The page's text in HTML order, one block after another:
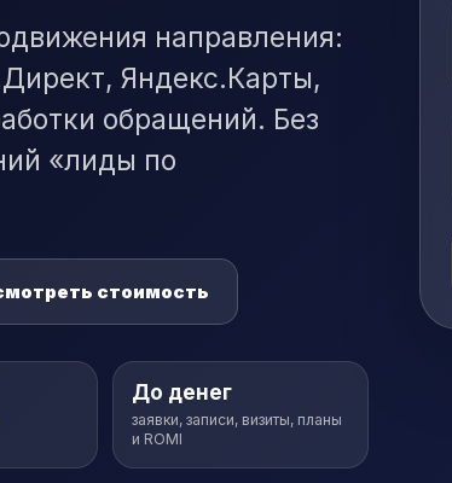
направления:
Яндекс.Карты,
обращений. Без
«лиды по
стоимость
До денег
заявки, записи, визиты, планы
и ROMI